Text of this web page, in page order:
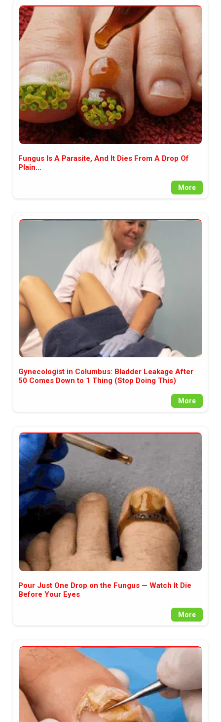
Fungus Is A Parasite, And It Dies From A Drop Of
Plain...
More
Gynecologist in Columbus: Bladder Leakage After
50 Comes Down to 1 Thing (Stop Doing This)
More
Pour Just One Drop on the Fungus — Watch It Die
Before Your Eyes
More